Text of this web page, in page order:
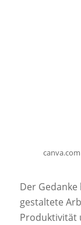
canva.com
Der
gestaltete
Produktivität